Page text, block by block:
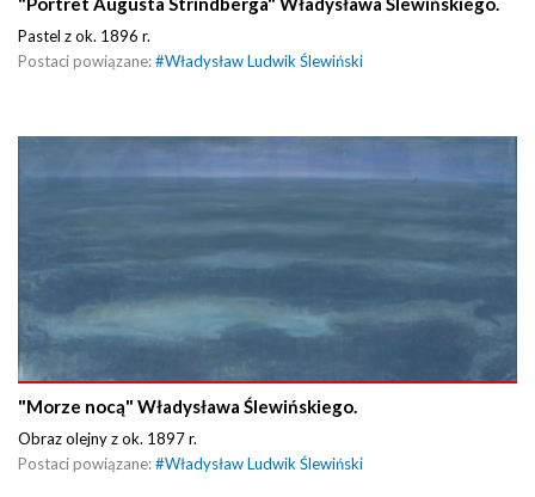
Pastel z ok. 1896 r.
Postaci powiązane:#Władysław Ludwik Ślewiński
"Morze nocą" Władysława Ślewińskiego.
Obraz olejny z ok. 1897 r.
Postaci powiązane:#Władysław Ludwik Ślewiński